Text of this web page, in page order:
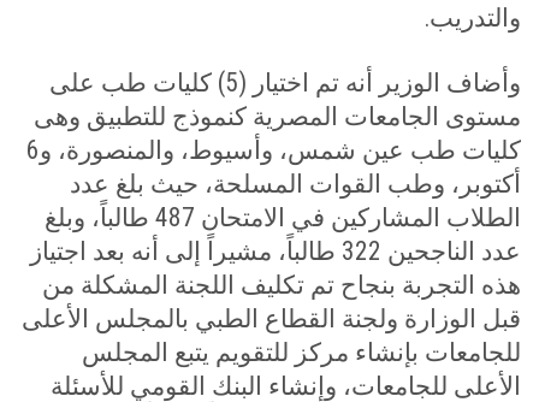
والتدريب.
وأضاف الوزير أنه تم اختيار (5) كليات طب على
مستوى الجامعات المصرية كنموذج للتطبيق وهى
كليات طب عين شمس، وأسيوط، والمنصورة، و6
أكتوبر، وطب القوات المسلحة، حيث بلغ عدد
الطلاب المشاركين في الامتحان 487 طالباً، وبلغ
عدد الناجحين 322 طالباً، مشيراً إلى أنه بعد اجتياز
هذه التجربة بنجاح تم تكليف اللجنة المشكلة من
قبل الوزارة ولجنة القطاع الطبي بالمجلس الأعلى
للجامعات بإنشاء مركز للتقويم يتبع المجلس
الأعلى للجامعات، وإنشاء البنك القومي للأسئلة